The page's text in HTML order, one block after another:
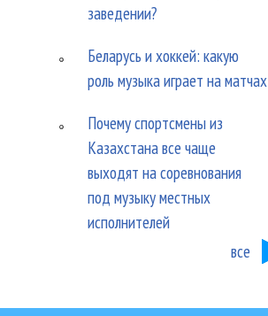
заведении?
Беларусь и хоккей: какую
роль музыка играет на матчах
Почему спортсмены из
Казахстана все чаще
выходят на соревнования
под музыку местных
исполнителей
все